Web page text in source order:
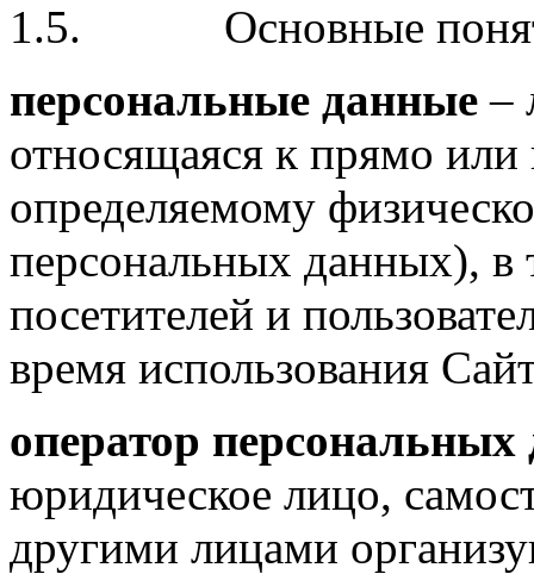
1.5. Основные
персональные данные –
относящаяся к прямо
определяемому
персональных данных), в
посетителей и
время использования
оператор
юридическое лицо,
другими лицами